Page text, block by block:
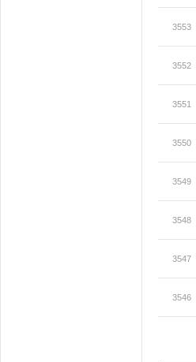
3553
3552
3551
3550
3549
3548
3547
3546